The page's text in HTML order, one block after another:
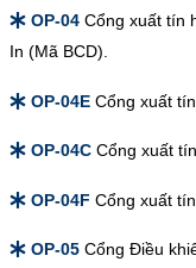
OP-04 Cổng xuất tín
In (Mã BCD).
OP-04E Cổng xuất
OP-04C Cổng xuất
OP-04F Cổng xuất
OP-05 Cổng Điều